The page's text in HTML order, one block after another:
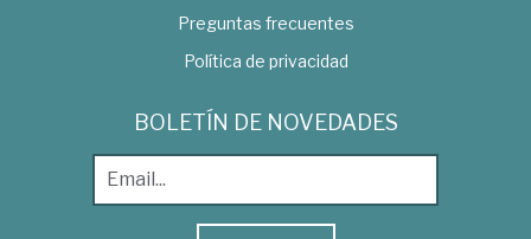
Preguntas frecuentes
Política de privacidad
BOLETÍN DE NOVEDADES